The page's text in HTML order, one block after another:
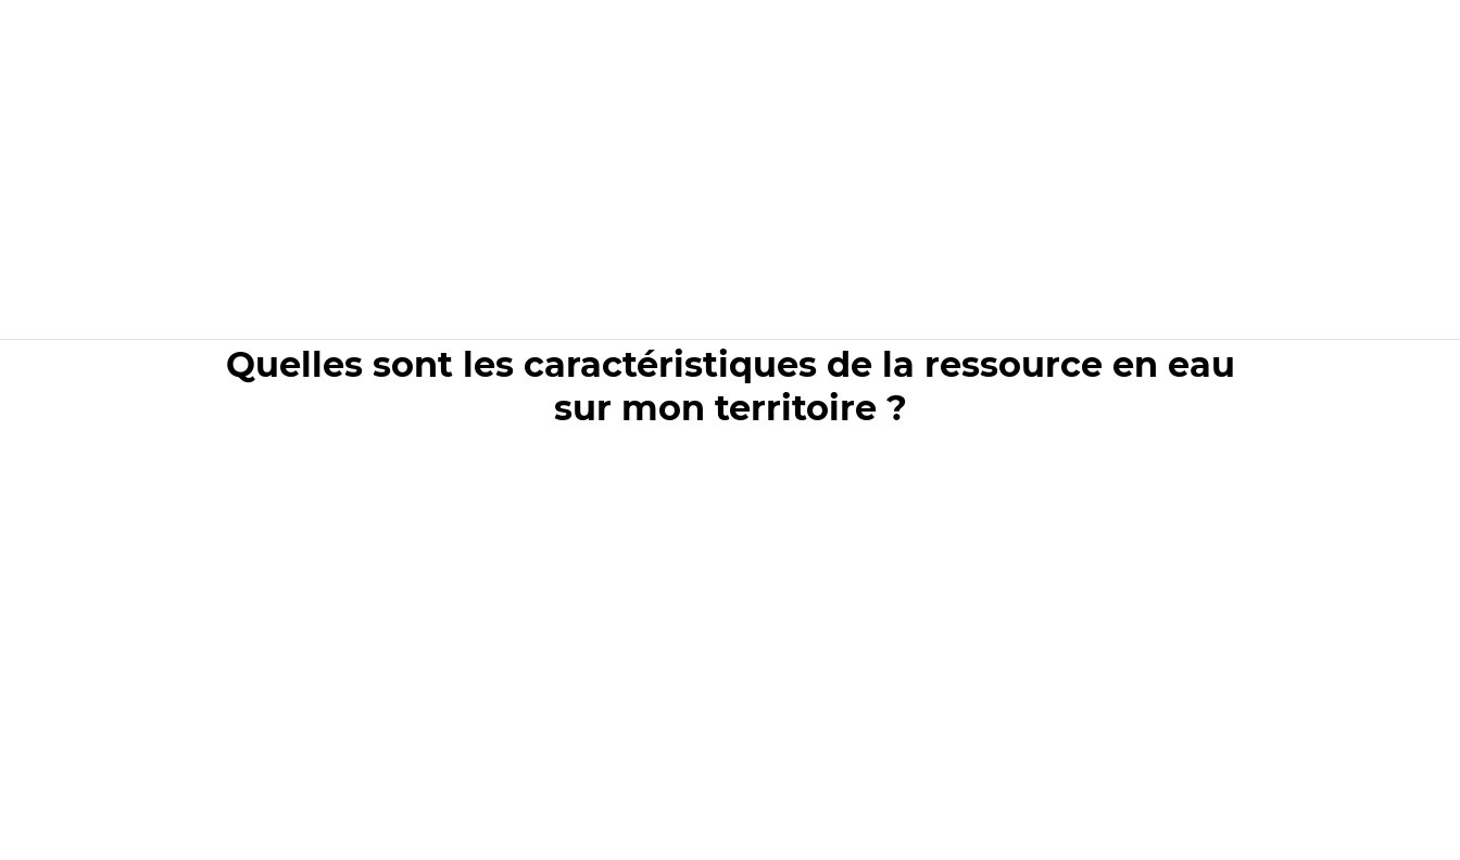
Quelles sont les caractéristiques de la ressource en eau
sur mon territoire ?